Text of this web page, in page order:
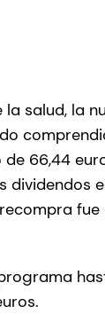
salud, la
66,44
dividendos
fue